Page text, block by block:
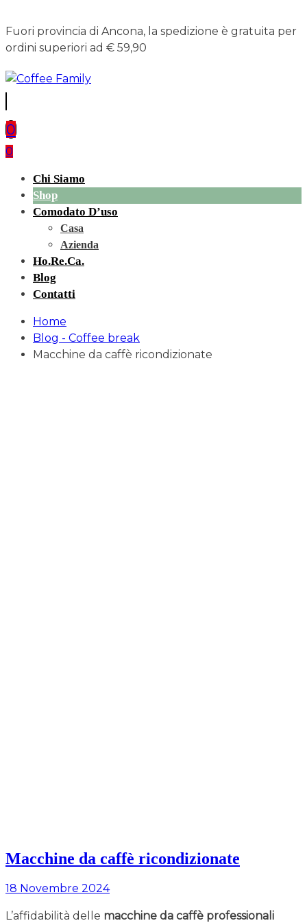
Fuori provincia di Ancona, la spedizione è gratuita per
ordini superiori ad € 59,90
0
0
Chi Siamo
Shop
Comodato D’uso
Casa
Azienda
Ho.re.ca.
Blog
Contatti
Home
Blog - Coffee break
Macchine da caffè ricondizionate
Macchine da caffè ricondizionate
18 Novembre 2024
L’affidabilità delle macchine da caffè professionali